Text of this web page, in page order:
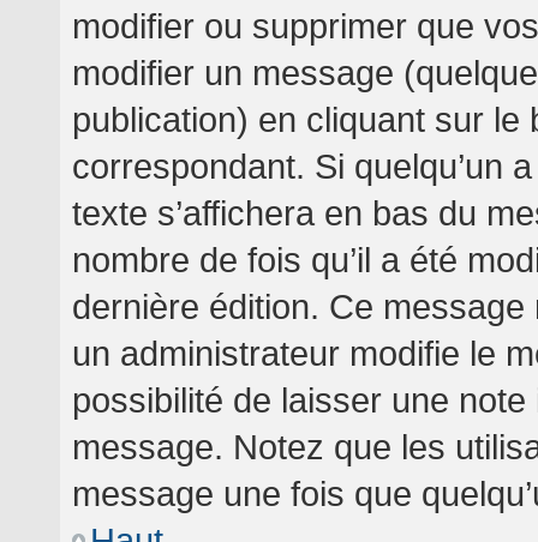
modifier ou supprimer que
modifier un message
publication) en cliquant sur le
correspondant. Si quelqu’un
texte s’affichera en bas du
nombre de fois qu’il a été
dernière édition. Ce
un administrateur modifie le
possibilité de laisser une note
message. Notez que les
message une fois que